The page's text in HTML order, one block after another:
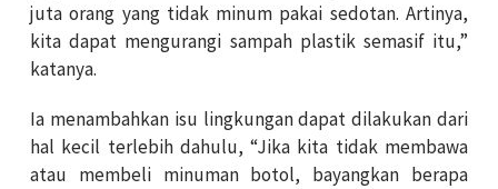
juta orang yang tidak minum pakai sedotan. Artinya,
kita dapat mengurangi sampah plastik semasif itu,”
katanya.
Ia menambahkan isu lingkungan dapat dilakukan dari
hal kecil terlebih dahulu, “Jika kita tidak membawa
atau membeli minuman botol, bayangkan berapa